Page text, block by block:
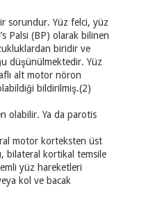
sorundur. Yüz felci, yüz
Palsi (BP) olarak bilinen
biridir ve
düşünülmektedir. Yüz
alt motor nöron
bildirilmiş.(2)
olabilir. Ya da parotis
motor korteksten üst
bilateral kortikal temsile
yüz hareketleri
kol ve bacak